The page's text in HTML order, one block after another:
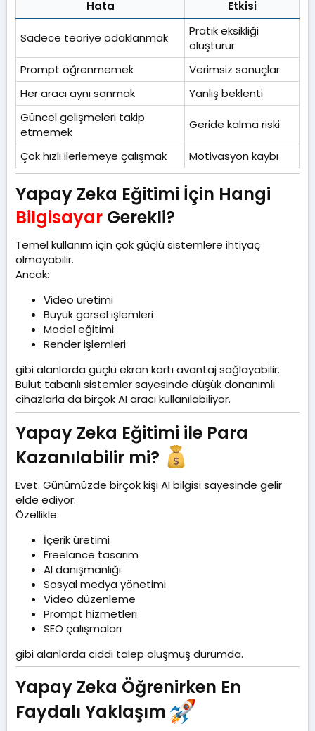
Hata Etkisi
Sadece teoriye odaklanmak
Pratik eksikliği
oluşturur
Prompt öğrenmemek
Verimsiz sonuçlar
Her aracı aynı sanmak
Yanlış beklenti
Güncel gelişmeleri takip
etmemek
Geride kalma riski
Çok hızlı ilerlemeye çalışmak Motivasyon kaybı
Yapay Zeka Eğitimi İçin Hangi
Bilgisayar Gerekli?​
Temel kullanım için çok güçlü sistemlere ihtiyaç
olmayabilir.
Ancak:
Video üretimi
Büyük görsel işlemleri
Model eğitimi
Render işlemleri
gibi alanlarda güçlü ekran kartı avantaj sağlayabilir.
Bulut tabanlı sistemler sayesinde düşük donanımlı
cihazlarla da birçok AI aracı kullanılabiliyor.
Yapay Zeka Eğitimi ile Para
Kazanılabilir mi?
Evet. Günümüzde birçok kişi AI bilgisi sayesinde gelir
elde ediyor.
Özellikle:
İçerik üretimi
Freelance tasarım
AI danışmanlığı
Sosyal medya yönetimi
Video düzenleme
Prompt hizmetleri
SEO çalışmaları
gibi alanlarda ciddi talep oluşmuş durumda.
Yapay Zeka Öğrenirken En
Faydalı Yaklaşım